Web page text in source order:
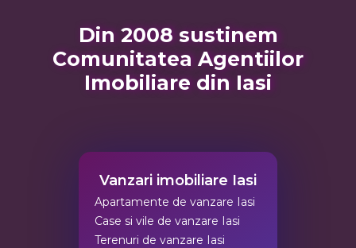
Din 2008 sustinem
Comunitatea Agentiilor
Imobiliare din Iasi
Vanzari imobiliare Iasi
Apartamente de vanzare Iasi
Case si vile de vanzare Iasi
Terenuri de vanzare Iasi